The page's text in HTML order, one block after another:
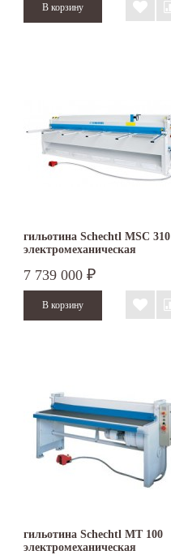
гильотина Schechtl MSC 310
электромеханическая
7 739 000 ₽
гильотина Schechtl MT 100
электромеханическая